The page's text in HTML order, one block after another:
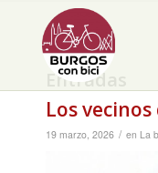
Entradas
Los
19 marzo, 2026 / en La